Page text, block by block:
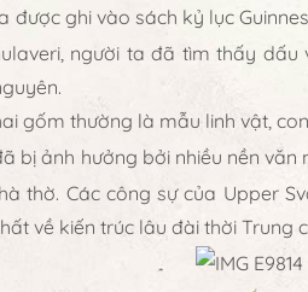
được ghi vào sách kỷ lục
người ta đã tìm thấy
gốm thường là mẫu linh vật,
bị ảnh hưởng bởi nhiều nền
thờ. Các công sự của Upper
về kiến trúc lâu đài thời Trung